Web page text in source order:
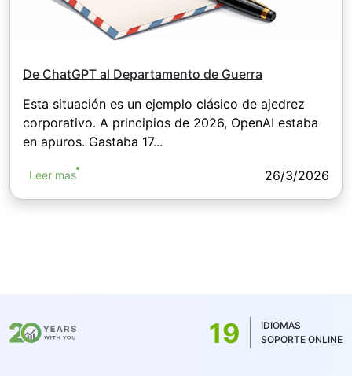
De ChatGPT al Departamento de Guerra
Esta situación es un ejemplo clásico de ajedrez
corporativo. A principios de 2026, OpenAI estaba
en apuros. Gastaba 17...
Leer más 26/3/2026
19
IDIOMAS
SOPORTE ONLINE